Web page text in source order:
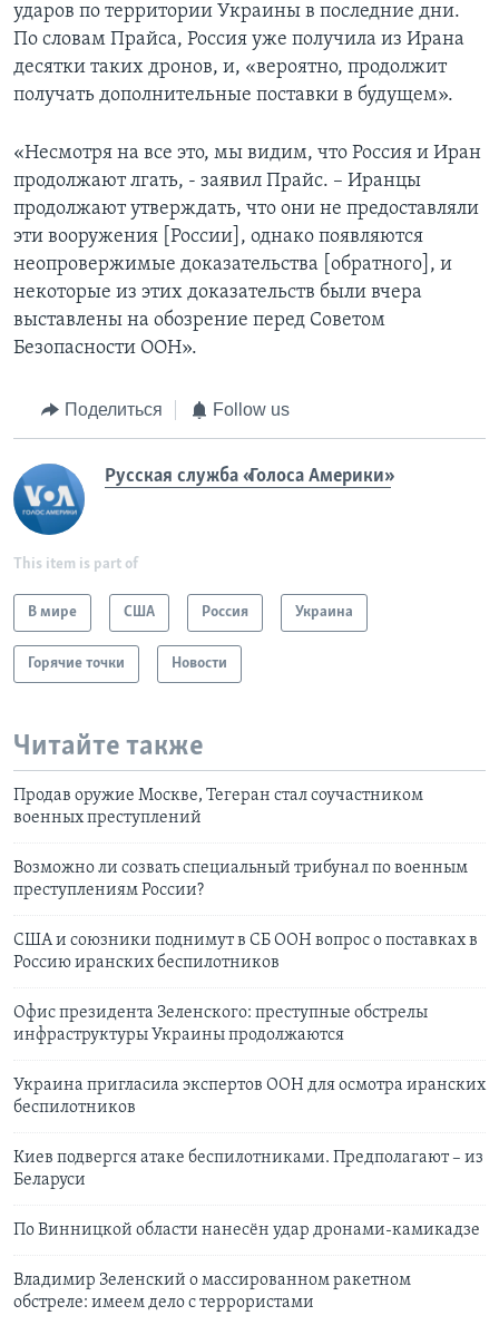
ударов по территории Украины в последние дни.
По словам Прайса, Россия уже получила из Ирана
десятки таких дронов, и, «вероятно, продолжит
получать дополнительные поставки в будущем».
«Несмотря на все это, мы видим, что Россия и Иран
продолжают лгать, - заявил Прайс. – Иранцы
продолжают утверждать, что они не предоставляли
эти вооружения [России], однако появляются
неопровержимые доказательства [обратного], и
некоторые из этих доказательств были вчера
выставлены на обозрение перед Советом
Безопасности ООН».
Поделиться Follow us
Русская служба «Голоса Америки»
This item is part of
В мире США Россия Украина
Горячие точки Новости
Читайте также
Продав оружие Москве, Тегеран стал соучастником
военных преступлений
Возможно ли созвать специальный трибунал по военным
преступлениям России?
США и союзники поднимут в СБ ООН вопрос о поставках в
Россию иранских беспилотников
Офис президента Зеленского: преступные обстрелы
инфраструктуры Украины продолжаются
Украина пригласила экспертов ООН для осмотра иранских
беспилотников
Киев подвергся атаке беспилотниками. Предполагают – из
Беларуси
По Винницкой области нанесён удар дронами-камикадзе
Владимир Зеленский о массированном ракетном
обстреле: имеем дело с террористами